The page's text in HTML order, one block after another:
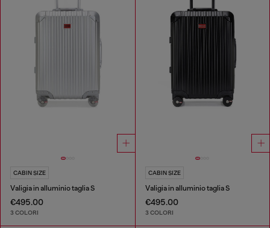
CABIN SIZE
Valigia in alluminio taglia S
€495.00
3 COLORI
CABIN SIZE
Valigia in alluminio taglia S
€495.00
3 COLORI